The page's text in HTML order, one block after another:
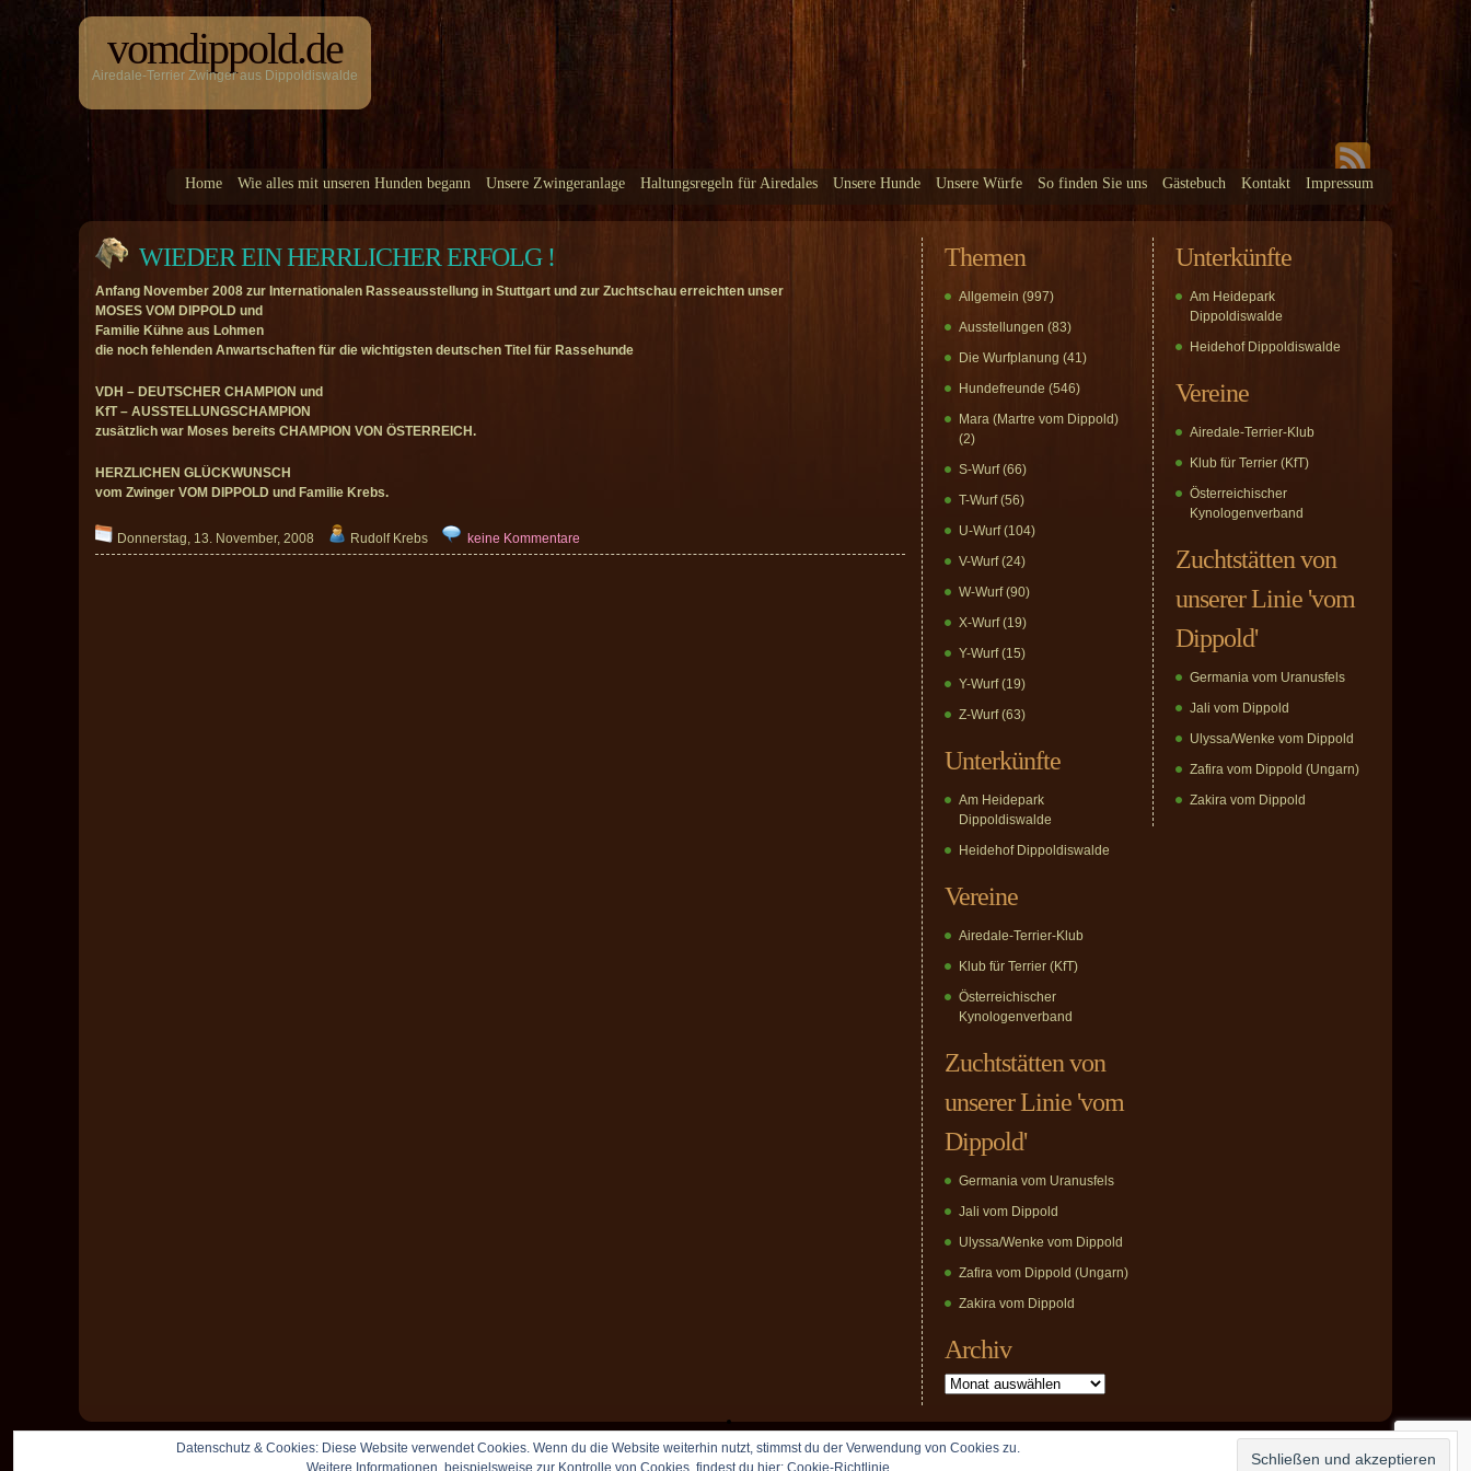
vomdippold.de
Airedale-Terrier Zwinger aus Dippoldiswalde
Home Wie alles mit unseren Hunden begann Unsere Zwingeranlage Haltungsregeln für Airedales Unsere Hunde Unsere Würfe So finden Sie uns Gästebuch Kontakt Impressum
WIEDER EIN HERRLICHER ERFOLG !
Anfang November 2008 zur Internationalen Rasseausstellung in Stuttgart und zur Zuchtschau erreichten unser
MOSES VOM DIPPOLD und
Familie Kühne aus Lohmen
die noch fehlenden Anwartschaften für die wichtigsten deutschen Titel für Rassehunde
VDH – DEUTSCHER CHAMPION und
KfT – AUSSTELLUNGSCHAMPION
zusätzlich war Moses bereits CHAMPION VON ÖSTERREICH.
HERZLICHEN GLÜCKWUNSCH
vom Zwinger VOM DIPPOLD und Familie Krebs.
Donnerstag, 13. November, 2008 Rudolf Krebs keine Kommentare
Themen
Allgemein (997)
Ausstellungen (83)
Die Wurfplanung (41)
Hundefreunde (546)
Mara (Martre vom Dippold)
(2)
S-Wurf(66)
T-Wurf(56)
U-Wurf(104)
V-Wurf(24)
W-Wurf(90)
X-Wurf(19)
Y-Wurf(15)
Y-Wurf(19)
Z-Wurf(63)
Unterkünfte
Am Heidepark
Dippoldiswalde
Heidehof Dippoldiswalde
Vereine
Airedale-Terrier-Klub
Klub für Terrier (KfT)
Österreichischer
Kynologenverband
Zuchtstätten von
unserer Linie 'vom
Dippold'
Germania vom Uranusfels
Jali vom Dippold
Ulyssa/Wenke vom Dippold
Zafira vom Dippold (Ungarn)
Zakira vom Dippold
Archiv
Archiv
Unterkünfte
Am Heidepark
Dippoldiswalde
Heidehof Dippoldiswalde
Vereine
Airedale-Terrier-Klub
Klub für Terrier (KfT)
Österreichischer
Kynologenverband
Zuchtstätten von
unserer Linie 'vom
Dippold'
Germania vom Uranusfels
Jali vom Dippold
Ulyssa/Wenke vom Dippold
Zafira vom Dippold (Ungarn)
Zakira vom Dippold
Copyright © 2009 vomDippold.de. All rights reserved.
Datenschutz & Cookies: Diese Website verwendet Cookies. Wenn du die Website weiterhin nutzt, stimmst du der Verwendung von Cookies zu.
Weitere Informationen, beispielsweise zur Kontrolle von Cookies, findest du hier:Cookie-Richtlinie